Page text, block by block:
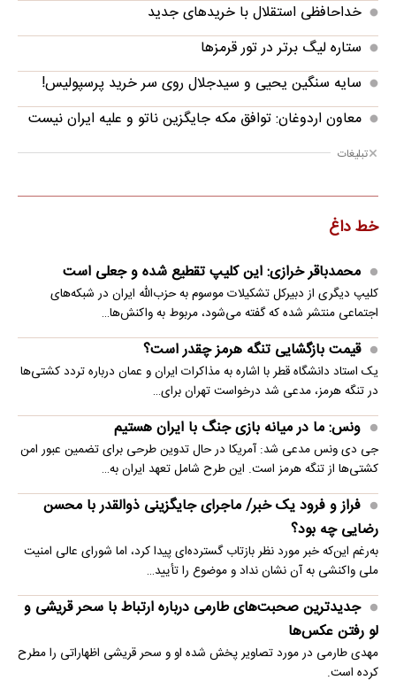
خداحافظی استقلال با خریدهای جدید
ستاره لیگ برتر در تور قرمزها
سایه سنگین یحیی و سیدجلال روی سر خرید پرسپولیس!
معاون اردوغان: توافق مکه جایگزین ناتو و علیه ایران نیست
تبلیغات
خط داغ
محمدباقر خرازی: این کلیپ تقطیع شده و جعلی است
کلیپ دیگری از دبیرکل تشکیلات موسوم به حزب‌الله ایران در شبکه‌های
اجتماعی منتشر شده که گفته می‌شود، مربوط به واکنش‌ها…
قیمت بازگشایی تنگه هرمز چقدر است؟
یک استاد دانشگاه قطر با اشاره به مذاکرات ایران و عمان درباره تردد کشتی‌ها
در تنگه هرمز، مدعی شد درخواست تهران برای…
ونس: ما در میانه بازی جنگ با ایران هستیم
جی دی ونس مدعی شد: آمریکا در حال تدوین طرحی برای تضمین عبور امن
کشتی‌ها از تنگه هرمز است. این طرح شامل تعهد ایران به…
فراز و فرود یک خبر/ ماجرای جایگزینی ذوالقدر با محسن
رضایی چه بود؟
به‌رغم این‌که خبر مورد نظر بازتاب گسترده‌ای پیدا کرد، اما شورای عالی امنیت
ملی واکنشی به آن نشان نداد و موضوع را تأیید…
جدیدترین صحبت‌های طارمی درباره ارتباط با سحر قریشی و
لو رفتن عکس‌ها
مهدی طارمی در مورد تصاویر پخش شده او و سحر قریشی اظهاراتی را مطرح
کرده است.